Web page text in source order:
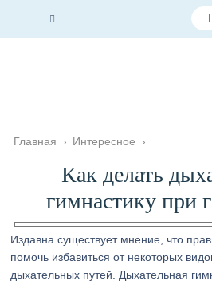
Главная › Интересное ›
Как делать
гимнастику при
Издавна существует мнение, что
помочь избавиться от некоторых
дыхательных путей. Дыхательная